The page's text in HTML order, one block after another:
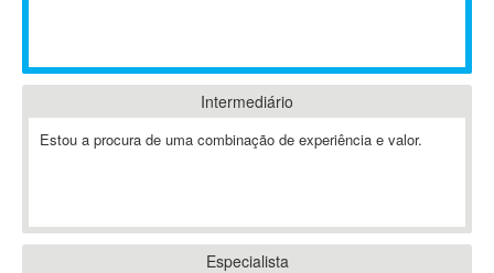
ABAP
Abaqus
ABBYY FineReader
Ableton
Intermediário
Estou a procura de uma combinação de experiência e valor.
Especialista